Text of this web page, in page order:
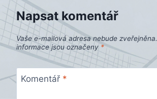
Napsat komentář
Vaše e-mailová adresa nebude zveřejněna.
informace jsou označeny *
Komentář *